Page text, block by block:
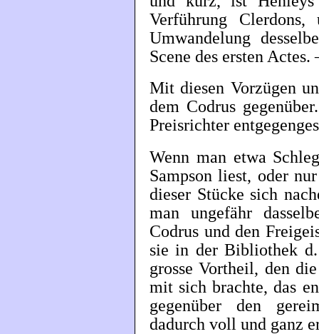
Verführung
Umwandelung
Scene des ersten Actes.
Mit diesen Vorzügen
dem Codrus
Preisrichter
Wenn man etwa
Sampson liest, oder
dieser Stücke sich
man ungefähr
Codrus und den
sie in der Bibliothek
grosse Vortheil, den
mit sich brachte, das
gegenüber den
dadurch voll und ganz